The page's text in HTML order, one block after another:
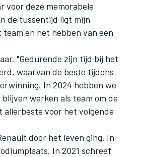
voor deze memorabele
de tussentijd ligt mijn
en het hebben van een
"Gedurende zijn tijd bij het
waarvan de beste tijdens
In 2024 hebben we
werken als team om de
allerbeste voor het volgende
door het leven ging. In
In 2021 schreef